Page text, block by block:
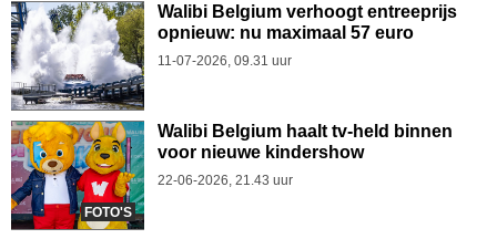
Walibi Belgium verhoogt entreeprijs
opnieuw: nu maximaal 57 euro
11-07-2026, 09.31 uur
FOTO'S
Walibi Belgium haalt tv-held binnen
voor nieuwe kindershow
22-06-2026, 21.43 uur